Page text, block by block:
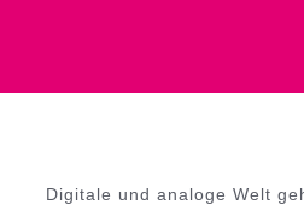
Digitale und analoge Welt